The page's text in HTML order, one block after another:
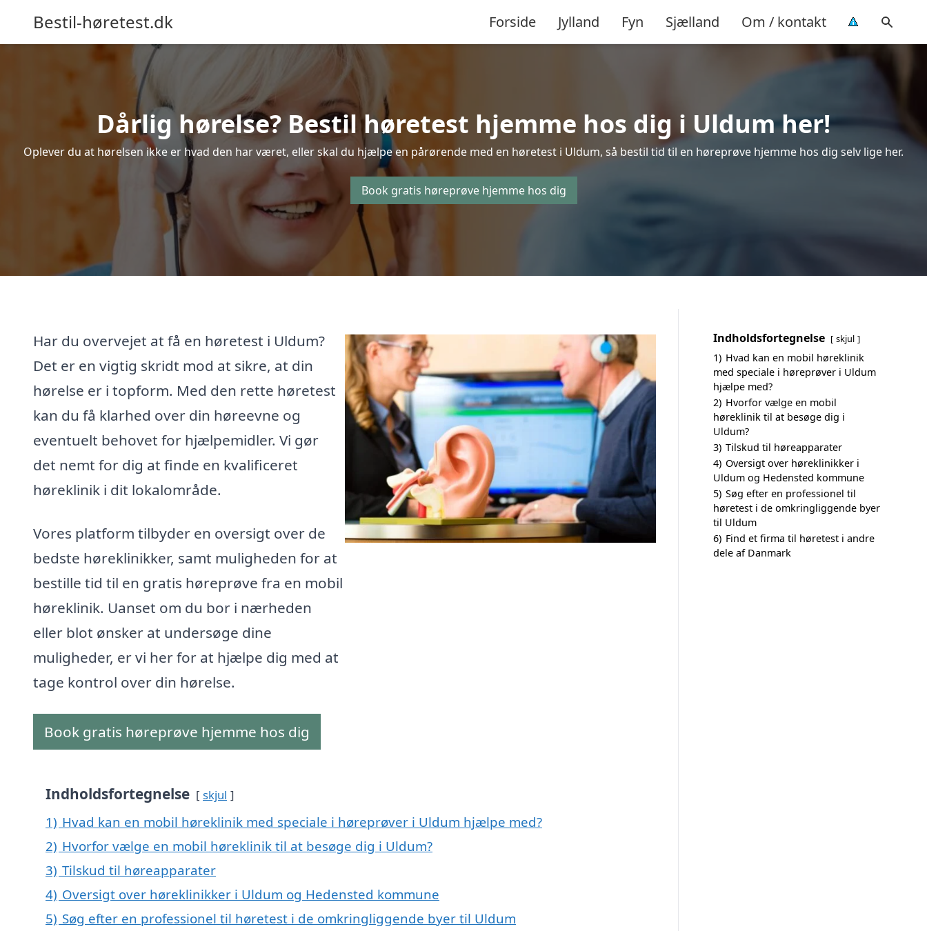
Bestil-høretest.dk Forside Jylland Fyn Sjælland Om / kontakt
Dårlig hørelse? Bestil høretest hjemme hos dig i Uldum her!
Oplever du at hørelsen ikke er hvad den har været, eller skal du hjælpe en pårørende med en høretest i Uldum, så bestil tid til en høreprøve hjemme hos dig selv lige her.
Book gratis høreprøve hjemme hos dig
Har du overvejet at få en høretest i Uldum?
Det er en vigtig skridt mod at sikre, at din
hørelse er i topform. Med den rette høretest
kan du få klarhed over din høreevne og
eventuelt behovet for hjælpemidler. Vi gør
det nemt for dig at finde en kvalificeret
høreklinik i dit lokalområde.
Vores platform tilbyder en oversigt over de
bedste høreklinikker, samt muligheden for at
bestille tid til en gratis høreprøve fra en mobil
høreklinik. Uanset om du bor i nærheden
eller blot ønsker at undersøge dine
muligheder, er vi her for at hjælpe dig med at
tage kontrol over din hørelse.
Book gratis høreprøve hjemme hos dig
Indholdsfortegnelse skjul
1) Hvad kan en mobil høreklinik med speciale i høreprøver i Uldum hjælpe med?
2) Hvorfor vælge en mobil høreklinik til at besøge dig i Uldum?
3) Tilskud til høreapparater
4) Oversigt over høreklinikker i Uldum og Hedensted kommune
5) Søg efter en professionel til høretest i de omkringliggende byer til Uldum
Indholdsfortegnelse skjul
1) Hvad kan en mobil høreklinik
med speciale i høreprøver i Uldum
hjælpe med?
2) Hvorfor vælge en mobil
høreklinik til at besøge dig i
Uldum?
3) Tilskud til høreapparater
4) Oversigt over høreklinikker i
Uldum og Hedensted kommune
5) Søg efter en professionel til
høretest i de omkringliggende byer
til Uldum
6) Find et firma til høretest i andre
dele af Danmark